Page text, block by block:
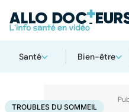
Santé Bien-être
AccueilSantéTroubles du sommeil
TROUBLES DU SOMMEIL